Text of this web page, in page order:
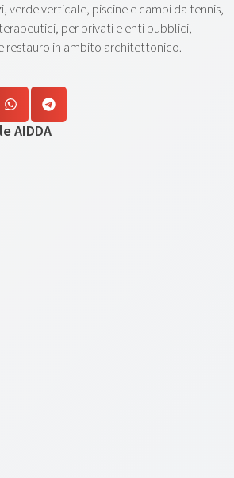
verde verticale, piscine e campi da tennis,
per privati e enti pubblici,
restauro in ambito architettonico.
AIDDA